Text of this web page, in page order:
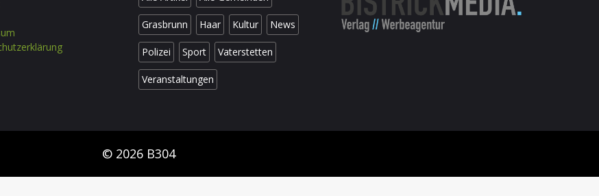
Grasbrunn Haar Kultur News
Polizei Sport Vaterstetten
Veranstaltungen
© 2026 B304